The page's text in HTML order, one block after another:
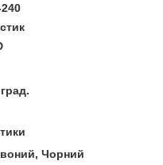
Чорний